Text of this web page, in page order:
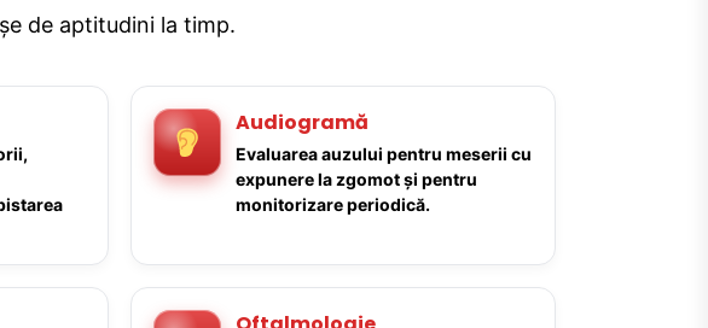
de aptitudini la timp.
Audiogramă
Evaluarea auzului pentru meserii cu
expunere la zgomot și pentru
monitorizare periodică.